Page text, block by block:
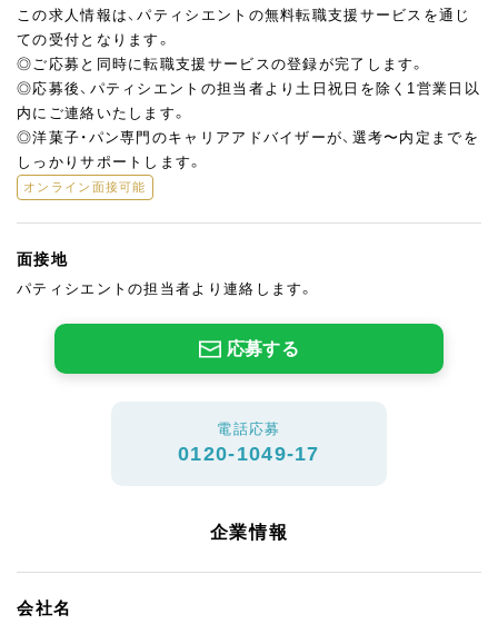
この求人情報は、パティシエントの無料転職支援サービスを通じ
ての受付となります。
◎ご応募と同時に転職支援サービスの登録が完了します。
◎応募後、パティシエントの担当者より土日祝日を除く1営業日以
内にご連絡いたします。
◎洋菓子・パン専門のキャリアアドバイザーが、選考〜内定までを
しっかりサポートします。
オンライン面接可能
面接地
パティシエントの担当者より連絡します。
応募する
電話応募
0120-1049-17
企業情報
会社名